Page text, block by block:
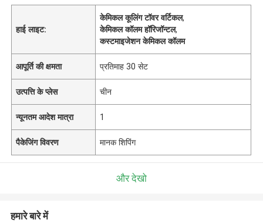
हाई लाइट:
केमिकल कूलिंग टॉवर वर्टिकल,
केमिकल कॉलम हॉरिजॉन्टल,
कस्टमाइजेशन केमिकल कॉलम
आपूर्ति की क्षमता प्रतिमाह 30 सेट
उत्पत्ति के प्लेस चीन
न्यूनतम आदेश मात्रा 1
पैकेजिंग विवरण मानक शिपिंग
और देखो
हमारे बारे में